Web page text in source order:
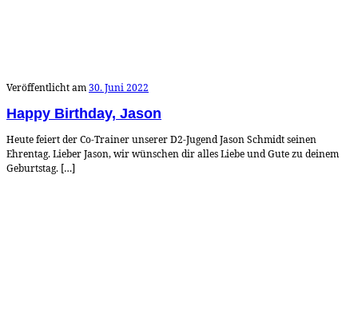
Veröffentlicht am30. Juni 2022
Happy Birthday, Jason
Heute feiert der Co-Trainer unserer D2-Jugend Jason Schmidt seinen
Ehrentag. Lieber Jason, wir wünschen dir alles Liebe und Gute zu deinem
Geburtstag. […]